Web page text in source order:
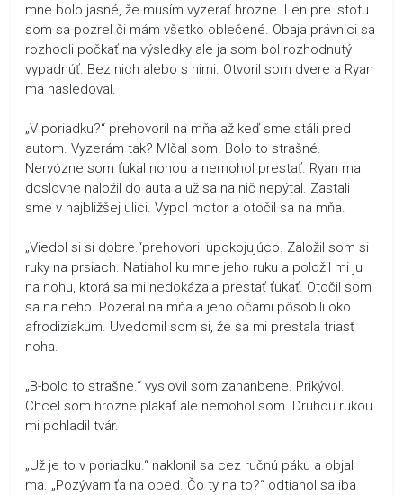
mne bolo jasné, že musím vyzerať hrozne. Len pre istotu
som sa pozrel či mám všetko oblečené. Obaja právnici sa
rozhodli počkať na výsledky ale ja som bol rozhodnutý
vypadnúť. Bez nich alebo s nimi. Otvoril som dvere a Ryan
ma nasledoval.
„V poriadku?“ prehovoril na mňa až keď sme stáli pred
autom. Vyzerám tak? Mlčal som. Bolo to strašné.
Nervózne som ťukal nohou a nemohol prestať. Ryan ma
doslovne naložil do auta a už sa na nič nepýtal. Zastali
sme v najbližšej ulici. Vypol motor a otočil sa na mňa.
„Viedol si si dobre.“prehovoril upokojujúco. Založil som si
ruky na prsiach. Natiahol ku mne jeho ruku a položil mi ju
na nohu, ktorá sa mi nedokázala prestať ťukať. Otočil som
sa na neho. Pozeral na mňa a jeho očami pôsobili oko
afrodiziakum. Uvedomil som si, že sa mi prestala triasť
noha.
„B-bolo to strašne.“ vyslovil som zahanbene. Prikývol.
Chcel som hrozne plakať ale nemohol som. Druhou rukou
mi pohladil tvár.
„Už je to v poriadku.“ naklonil sa cez ručnú páku a objal
ma. „Pozývam ťa na obed. Čo ty na to?“ odtiahol sa iba